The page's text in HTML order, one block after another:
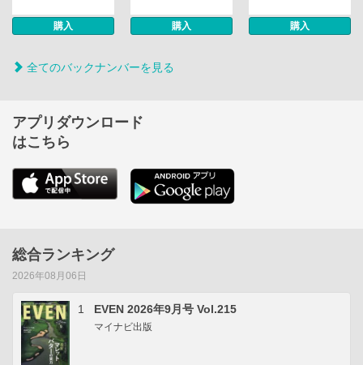
購入 購入 購入
全てのバックナンバーを見る
アプリダウンロード
はこちら
総合ランキング
2026年08月06日
1 EVEN 2026年9月号 Vol.215
マイナビ出版